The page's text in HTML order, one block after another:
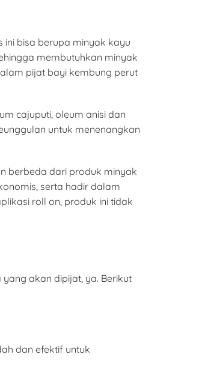
ini bisa berupa minyak kayu
membutuhkan minyak
pijat bayi kembung perut
cajuputi, oleum anisi dan
untuk menenangkan
berbeda dari produk minyak
serta hadir dalam
roll on, produk ini tidak
akan dipijat, ya. Berikut
dan efektif untuk